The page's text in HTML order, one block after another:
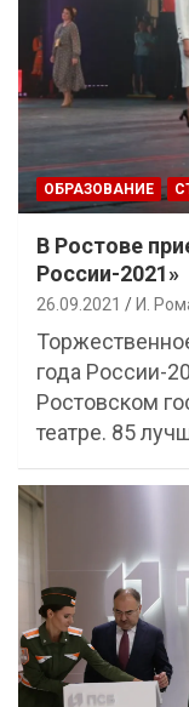
ОБРАЗОВАНИЕ
В Ростове
России-2021»
26.09.2021 И.
года России-
Ростовском
театре. 85